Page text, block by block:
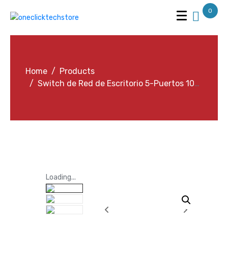
0
Home
Products
Switch de Red de Escritorio 5-Puertos 10/100/1000Mbps
Loading...